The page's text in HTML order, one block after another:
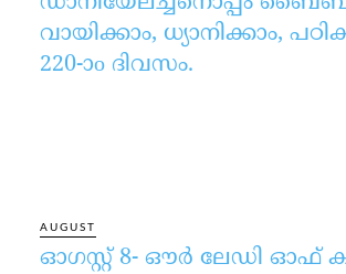
വായിക്കാം, ധ്യാനിക്കാം,
220-ാo ദിവസം.
AUGUST
ഓഗസ്റ്റ് 8- ഔര്‍ ലേഡി ഓഫ്